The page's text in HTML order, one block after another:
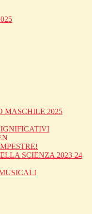
MASCHILE 2025
SCIENZA 2023-24